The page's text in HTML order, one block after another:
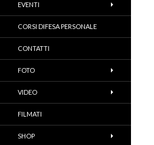
EVENTI
CORSI DIFESA PERSONALE
CONTATTI
FOTO
VIDEO
FILMATI
SHOP